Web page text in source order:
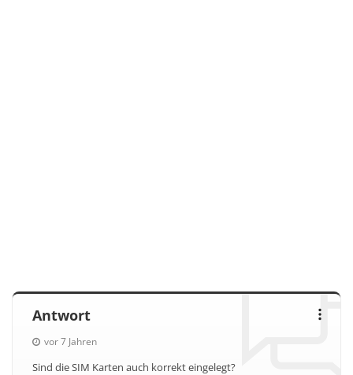
Antwort
vor 7 Jahren
Sind die SIM Karten auch korrekt eingelegt?